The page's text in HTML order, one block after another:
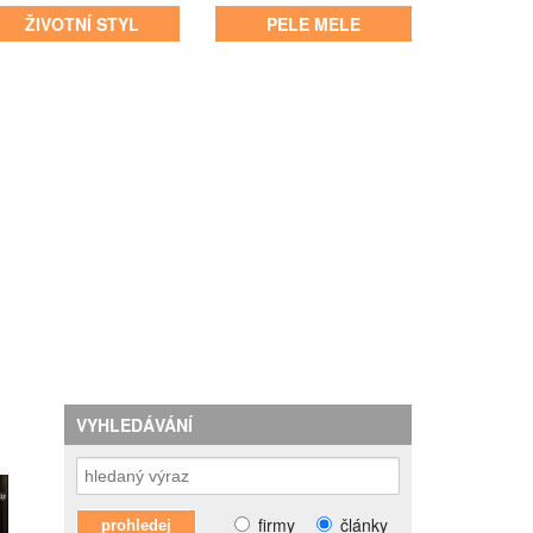
ŽIVOTNÍ STYL PELE MELE
VYHLEDÁVÁNÍ
články
firmy